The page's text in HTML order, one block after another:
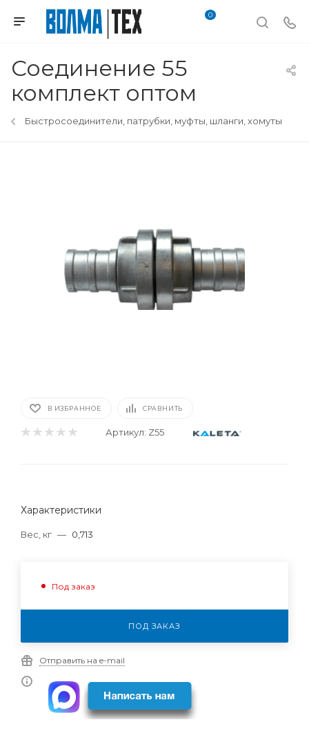
0
Соединение 55
комплект оптом
Быстросоединители, патрубки, муфты, шланги, хомуты
В ИЗБРАННОЕ СРАВНИТЬ
Артикул: Z55
Характеристики
Вес, кг — 0,713
Под заказ
ПОД ЗАКАЗ
Отправить на e-mail